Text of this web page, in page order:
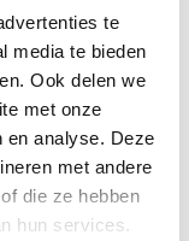
te
media te bieden
Ook delen we
met onze
en analyse. Deze
met andere
die ze hebben
hun services.